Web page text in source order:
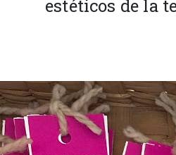
estéticos de la